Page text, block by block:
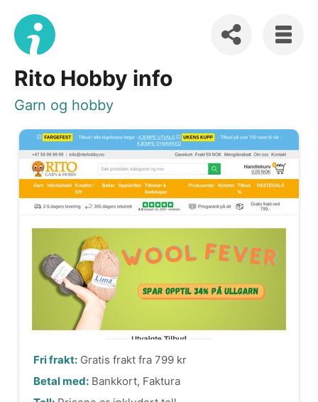
Rito Hobby info
Garn og hobby
Fri frakt: Gratis frakt fra 799 kr
Betal med: Bankkort, Faktura